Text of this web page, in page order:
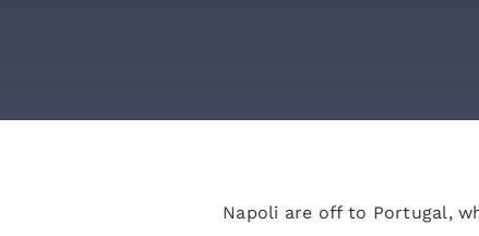
Napoli are off to Portugal,